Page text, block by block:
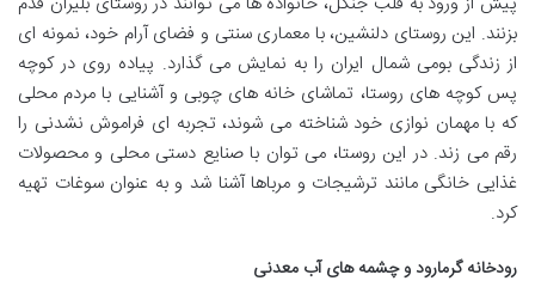
بزنند. این روستای دلنشین، با معماری سنتی و فضای آرام خود، نمونه ای
از زندگی بومی شمال ایران را به نمایش می گذارد. پیاده روی در کوچه
پس کوچه های روستا، تماشای خانه های چوبی و آشنایی با مردم محلی
که با مهمان نوازی خود شناخته می شوند، تجربه ای فراموش نشدنی را
رقم می زند. در این روستا، می توان با صنایع دستی محلی و محصولات
غذایی خانگی مانند ترشیجات و مرباها آشنا شد و به عنوان سوغات تهیه
کرد.
رودخانه گرمارود و چشمه های آب معدنی